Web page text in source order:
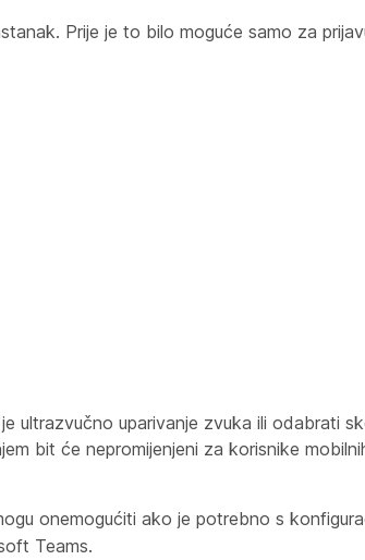
Prije je to bilo moguće samo za
ultrazvučno uparivanje zvuka ili odabrati
bit će nepromijenjeni za korisnike
onemogućiti ako je potrebno s
Teams.